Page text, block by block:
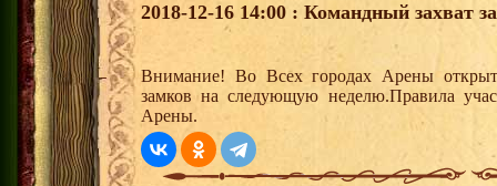
2018-12-16 14:00 : Командный захват
Внимание! Во Всех городах Арены
замков на следующую неделю.Правила
Арены.